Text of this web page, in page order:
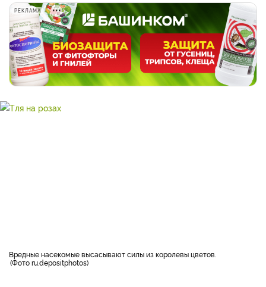
РЕКЛАМА
Вредные насекомые высасывают силы из королевы цветов.
Фото ru.depositphotos